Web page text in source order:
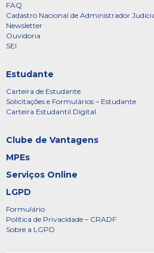
FAQ
Cadastro Nacional de Administrador
Newsletter
Ouvidoria
SEI
Estudante
Carteira de Estudante
Solicitações e Formulários – Estudante
Carteira Estudantil Digital
Clube de Vantagens
MPEs
Serviços Online
LGPD
Formulário
Política de Privacidade – CRADF
Sobre a LGPD